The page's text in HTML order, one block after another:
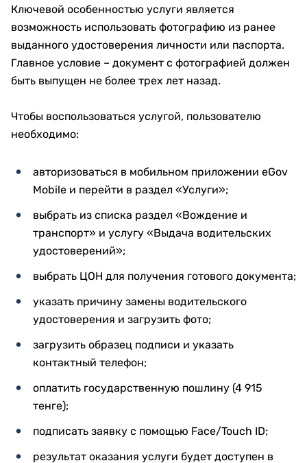
Ключевой особенностью услуги является
возможность использовать фотографию из ранее
выданного удостоверения личности или паспорта.
Главное условие – документ с фотографией должен
быть выпущен не более трех лет назад.
Чтобы воспользоваться услугой, пользователю
необходимо:
авторизоваться в мобильном приложении eGov
Mobile и перейти в раздел «Услуги»;
выбрать из списка раздел «Вождение и
транспорт» и услугу «Выдача водительских
удостоверений»;
выбрать ЦОН для получения готового документа;
указать причину замены водительского
удостоверения и загрузить фото;
загрузить образец подписи и указать
контактный телефон;
оплатить государственную пошлину (4 915
тенге);
подписать заявку с помощью Face/Touch ID;
результат оказания услуги будет доступен в